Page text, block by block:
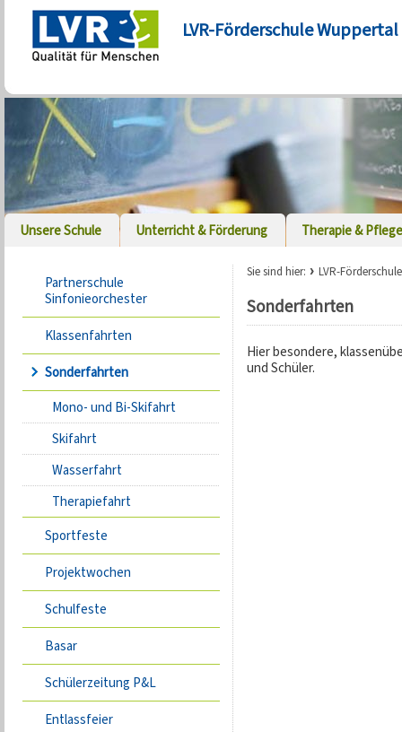
LVR-Förderschule Wuppertal
Unsere Schule Unterricht & Förderung Therapie & Pflege
Partnerschule
Sinfonieorchester
Klassenfahrten
Sonderfahrten
Mono- und Bi-Skifahrt
Skifahrt
Wasserfahrt
Therapiefahrt
Sportfeste
Projektwochen
Schulfeste
Basar
Schülerzeitung P&L
Entlassfeier
Sie sind hier: LVR-
Sonderfahrten
Hier besondere,
und Schüler.